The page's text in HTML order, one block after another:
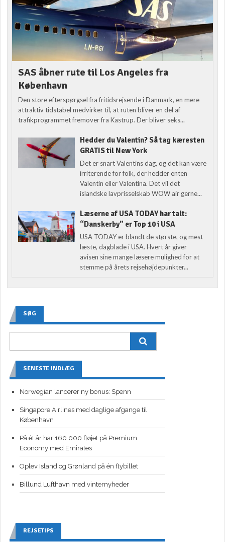
SAS åbner rute til Los Angeles fra
København
Den store efterspørgsel fra fritidsrejsende i Danmark, en mere
attraktiv tidstabel medvirker til, at ruten bliver en del af
trafikprogrammet fremover fra Kastrup. Der bliver seks...
Hedder du Valentin? Så tag kæresten
GRATIS til New York
Det er snart Valentins dag, og det kan være
irriterende for folk, der hedder enten
Valentin eller Valentina. Det vil det
islandske lavprisselskab WOW air gerne...
Læserne af USA TODAY har talt:
“Danskerby” er Top 10 i USA
USA TODAY er blandt de største, og mest
læste, dagblade i USA. Hvert år giver
avisen sine mange læsere mulighed for at
stemme på årets rejsehøjdepunkter...
SØG
SENESTE INDLÆG
Norwegian lancerer ny bonus: Spenn
Singapore Airlines med daglige afgange til
København
På ét år har 160.000 fløjet på Premium
Economy med Emirates
Oplev Island og Grønland på én flybillet
Billund Lufthavn med vinternyheder
REJSETIPS